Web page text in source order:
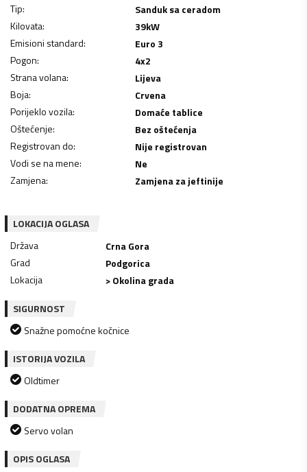
Tip:
Sanduk sa ceradom
Kilovata: 39kW
Emisioni standard:
Euro 3
Pogon:
4x2
Strana volana:
Lijeva
Boja:
Crvena
Porijeklo vozila:
Domaće tablice
Oštećenje:
Bez oštećenja
Registrovan do:
Nije registrovan
Vodi se na mene:
Ne
Zamjena: Zamjena za jeftinije
LOKACIJA OGLASA
Država
Crna Gora
Grad
Podgorica
Lokacija
> Okolina grada
SIGURNOST
Snažne pomoćne kočnice
ISTORIJA VOZILA
Oldtimer
DODATNA OPREMA
Servo volan
OPIS OGLASA